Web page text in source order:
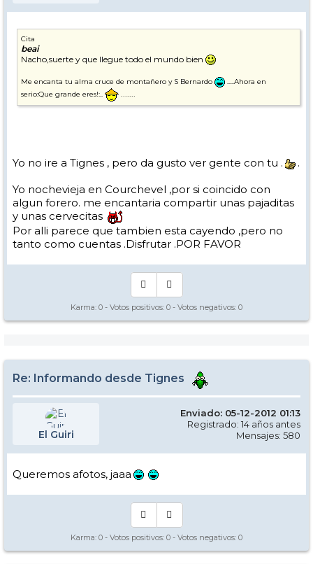
Cita
beai
Nacho,suerte y que llegue todo el mundo bien
Me encanta tu alma cruce de montañero y S Bernardo
.....Ahora en
serio:Que grande eres!:..
Yo no ire a Tignes , pero da gusto ver gente con tu .
.
Yo nochevieja en Courchevel ,por si coincido con
algun forero. me encantaria compartir unas pajaditas
y unas cervecitas
Por alli parece que tambien esta cayendo ,pero no
tanto como cuentas .Disfrutar .POR FAVOR
Karma: 0 - Votos positivos: 0 - Votos negativos: 0
Re: Informando desde Tignes
El Guiri
Enviado: 05-12-2012 01:13
Registrado: 14 años antes
Mensajes: 580
Queremos afotos, jaaa
Karma: 0 - Votos positivos: 0 - Votos negativos: 0